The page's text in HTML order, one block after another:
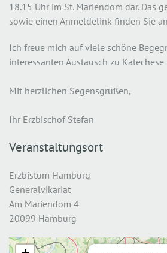
18.15 Uhr im St. Mariendom dar. Das
sowie einen Anmeldelink finden Sie
Ich freue mich auf viele schöne
interessanten Austausch zu
Mit herzlichen Segensgrüßen,
Ihr Erzbischof Stefan
Veranstaltungsort
Erzbistum Hamburg
Generalvikariat
Am Mariendom 4
20099 Hamburg